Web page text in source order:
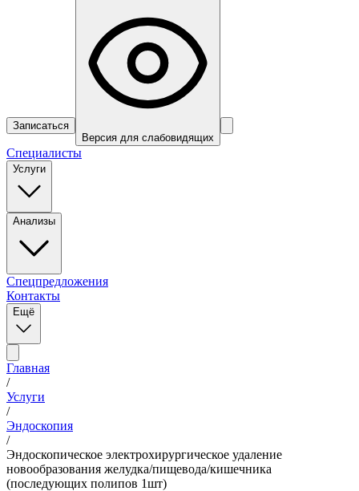
Записаться
Версия для слабовидящих
Специалисты
Услуги
Анализы
Спецпредложения
Контакты
Ещё
Главная
/
Услуги
/
Эндоскопия
/
Эндоскопическое электрохирургическое удаление
новообразования желудка/пищевода/кишечника
(последующих полипов 1шт)